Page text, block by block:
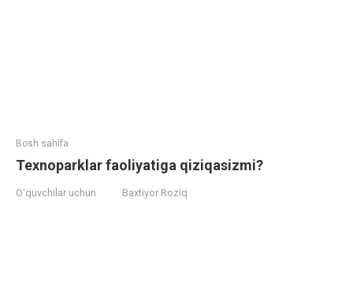
Bosh sahifa
Texnoparklar faoliyatiga qiziqasizmi?
O‘quvchilar uchun Baxtiyor Roziq